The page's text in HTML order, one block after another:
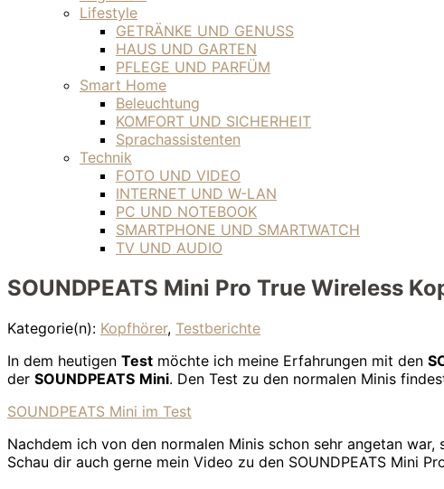
Lifestyle
GETRÄNKE UND GENUSS
HAUS UND GARTEN
PFLEGE UND PARFÜM
Smart Home
Beleuchtung
KOMFORT UND SICHERHEIT
Sprachassistenten
Technik
FOTO UND VIDEO
INTERNET UND W-LAN
PC UND NOTEBOOK
SMARTPHONE UND SMARTWATCH
TV UND AUDIO
SOUNDPEATS Mini Pro True Wireless
Kategorie(n): Kopfhörer, Testberichte
In dem heutigen Test möchte ich meine Erfahrungen mit den
der SOUNDPEATS Mini. Den Test zu den normalen Minis
SOUNDPEATS Mini im Test
Nachdem ich von den normalen Minis schon sehr angetan war,
Schau dir auch gerne mein Video zu den SOUNDPEATS Mini